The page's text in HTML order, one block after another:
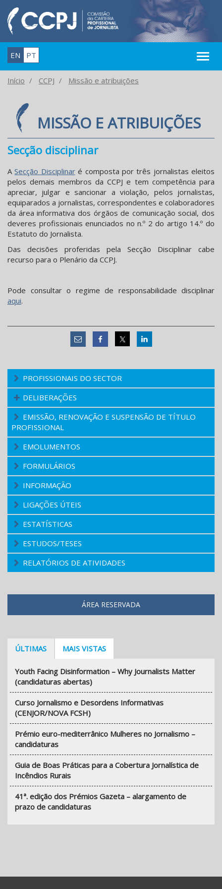
EN PT
Início CCPJ Missão e atribuições
MISSÃO E ATRIBUIÇÕES
Secção disciplinar
ASecção Disciplinaré composta por três jornalistas eleitos
pelos demais membros da CCPJ e tem competência para
apreciar, julgar e sancionar a violação, pelos jornalistas,
equiparados a jornalistas, correspondentes e colaboradores
da área informativa dos órgãos de comunicação social, dos
deveres profissionais enunciados no n.º 2 do artigo 14.º do
Estatuto do Jornalista.
Das decisões proferidas pela Secção Disciplinar cabe
recurso para o Plenário da CCPJ.
Pode consultar o regime de responsabilidade disciplinar
aqui.
PROFISSIONAIS DO SECTOR
DELIBERAÇÕES
EMISSÃO, RENOVAÇÃO E SUSPENSÃO DE TÍTULO
PROFISSIONAL
EMOLUMENTOS
FORMULÁRIOS
INFORMAÇÃO
LIGAÇÕES ÚTEIS
ESTATÍSTICAS
ESTUDOS/TESES
RELATÓRIOS DE ATIVIDADES
ÁREA RESERVADA
ÚLTIMAS MAIS VISTAS
Youth Facing Disinformation – Why Journalists Matter
(candidaturas abertas)
Curso Jornalismo e Desordens Informativas
(CENJOR/NOVA FCSH)
Prémio euro-mediterrânico Mulheres no Jornalismo –
candidaturas
Guia de Boas Práticas para a Cobertura Jornalística de
Incêndios Rurais
41ª. edição dos Prémios Gazeta – alargamento de
prazo de candidaturas